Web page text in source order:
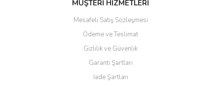
MÜŞTERİ HİZMETLERİ
Mesafeli Satış Sözleşmesi
Ödeme ve Teslimat
Gizlilik ve Güvenlik
Garanti Şartları
İade Şartları